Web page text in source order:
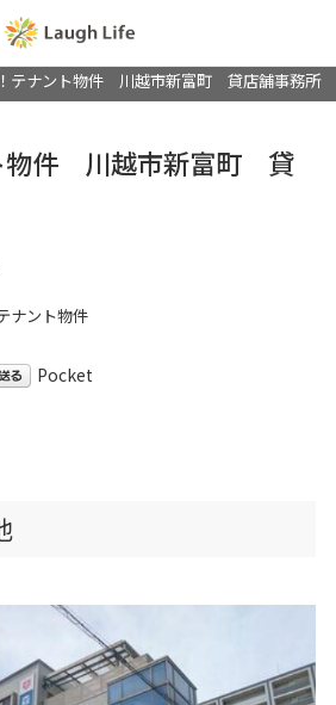
テナント物件 川越市新富町 貸店舗事務所
物件 川越市新富町 貸
ナント物件
Pocket